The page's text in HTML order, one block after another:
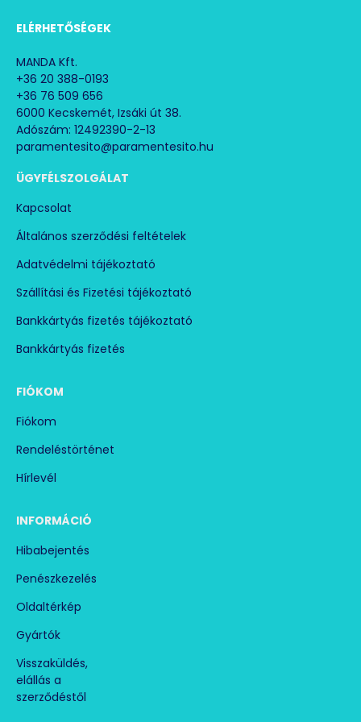
ELÉRHETŐSÉGEK
MANDA Kft.
+36 20 388-0193
+36 76 509 656
6000 Kecskemét, Izsáki út 38.
Adószám: 12492390-2-13
paramentesito@paramentesito.hu
ÜGYFÉLSZOLGÁLAT
Kapcsolat
Általános szerződési feltételek
Adatvédelmi tájékoztató
Szállítási és Fizetési tájékoztató
Bankkártyás fizetés tájékoztató
Bankkártyás fizetés
FIÓKOM
Fiókom
Rendeléstörténet
Hírlevél
INFORMÁCIÓ
Hibabejentés
Penészkezelés
Oldaltérkép
Gyártók
Visszaküldés,
elállás a
szerződéstől